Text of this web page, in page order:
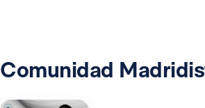
Comunidad